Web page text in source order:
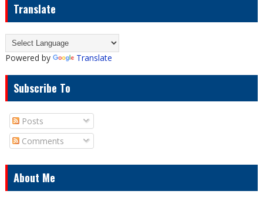
Translate
Powered by Translate
Subscribe To
Posts
Comments
About Me